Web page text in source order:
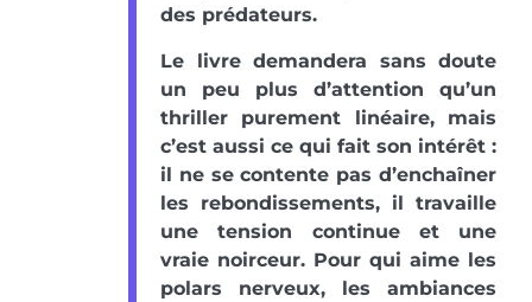
des prédateurs.
Le livre demandera sans doute
un peu plus d’attention qu’un
thriller purement linéaire, mais
c’est aussi ce qui fait son intérêt :
il ne se contente pas d’enchaîner
les rebondissements, il travaille
une tension continue et une
vraie noirceur. Pour qui aime les
polars nerveux, les ambiances